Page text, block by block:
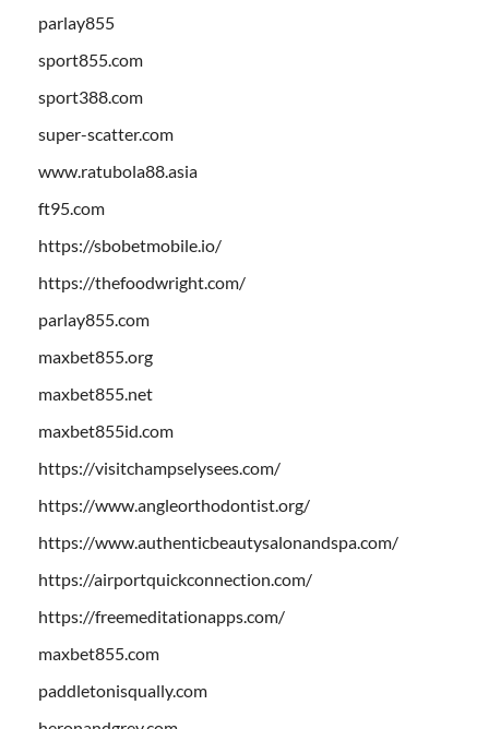
parlay855
sport855.com
sport388.com
super-scatter.com
www.ratubola88.asia
ft95.com
https://sbobetmobile.io/
https://thefoodwright.com/
parlay855.com
maxbet855.org
maxbet855.net
maxbet855id.com
https://visitchampselysees.com/
https://www.angleorthodontist.org/
https://www.authenticbeautysalonandspa.com/
https://airportquickconnection.com/
https://freemeditationapps.com/
maxbet855.com
paddletonisqually.com